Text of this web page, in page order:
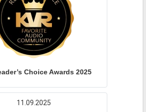
Choice Awards 2025
11.09.2025